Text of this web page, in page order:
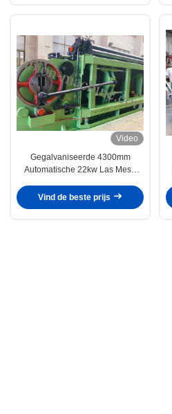
Video
Gegalvaniseerde 4300mm
Automatische 22kw Las Mesh
Vind de beste prijs